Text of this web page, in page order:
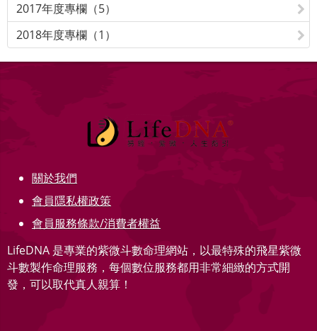
2017年度專欄（5）
2018年度專欄（1）
關於我們
會員隱私權政策
會員服務條款/消費者權益
LifeDNA 是專業的紫微斗數命理網站，以最特殊的飛星紫微
斗數製作命理服務，每個數位服務都用非常細緻的方式開
發，可以取代真人親算！